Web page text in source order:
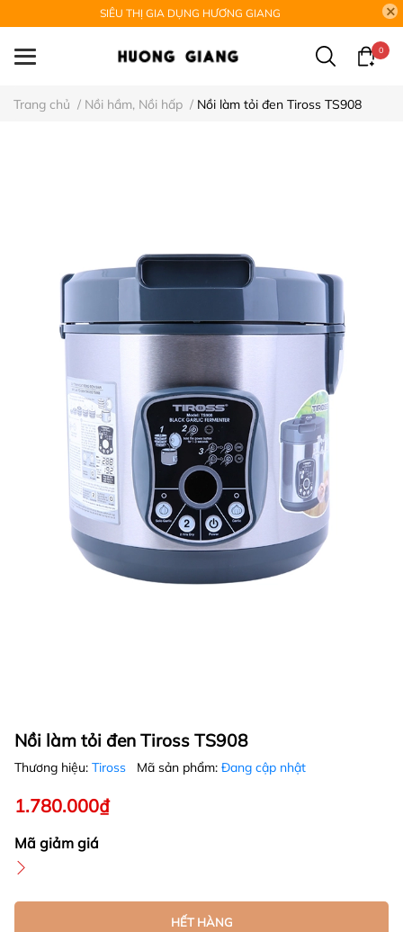
SIÊU THỊ GIA DỤNG HƯƠNG GIANG
0
Trang chủ / Nồi hầm, Nồi hấp / Nồi làm tỏi đen Tiross TS908
Nồi làm tỏi đen Tiross TS908
Thương hiệu: Tiross Mã sản phẩm: Đang cập nhật
1.780.000₫
Mã giảm giá
HẾT HÀNG